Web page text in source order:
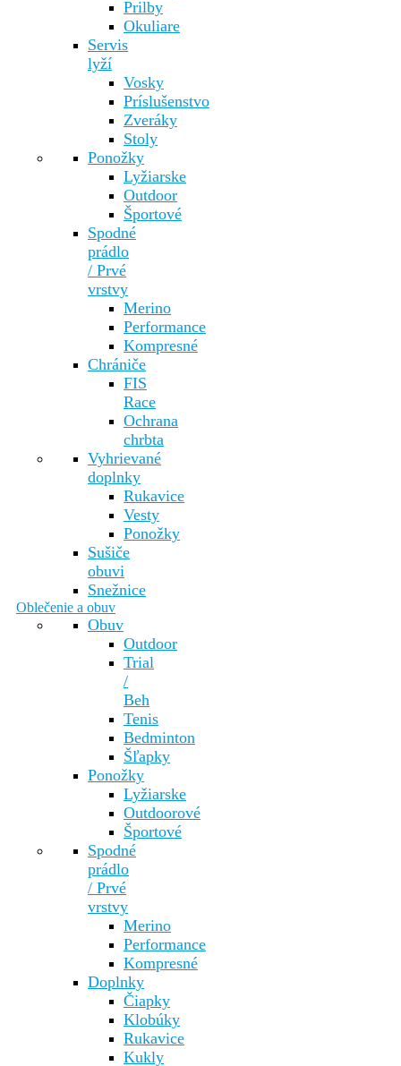
Prilby
Okuliare
Servis
lyží
Vosky
Príslušenstvo
Zveráky
Stoly
Ponožky
Lyžiarske
Outdoor
Športové
Spodné
prádlo
/ Prvé
vrstvy
Merino
Performance
Kompresné
Chrániče
FIS
Race
Ochrana
chrbta
Vyhrievané
doplnky
Rukavice
Vesty
Ponožky
Sušiče
obuvi
Snežnice
Oblečenie a obuv
Obuv
Outdoor
Trial
/
Beh
Tenis
Bedminton
Šľapky
Ponožky
Lyžiarske
Outdoorové
Športové
Spodné
prádlo
/ Prvé
vrstvy
Merino
Performance
Kompresné
Doplnky
Čiapky
Klobúky
Rukavice
Kukly